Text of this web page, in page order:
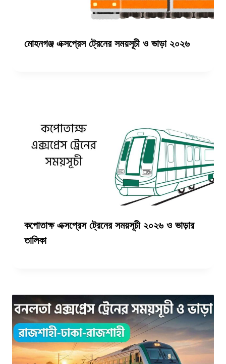
মোহনগঞ্জ এক্সপ্রেস ট্রেনের সময়সূচী ও ভাড়া ২০২৬
কপোতাক্ষ এক্সপ্রেস ট্রেনের সময়সূচী ২০২৬ ও ভাড়ার
তালিকা